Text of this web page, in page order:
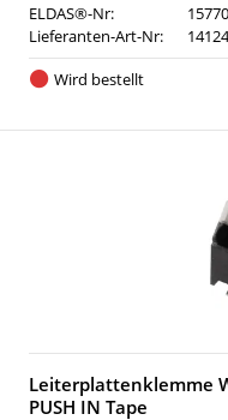
ELDAS®-Nr:
Lieferanten-Art-Nr:
Wird bestellt
Leiterplattenklemme
PUSH IN Tape